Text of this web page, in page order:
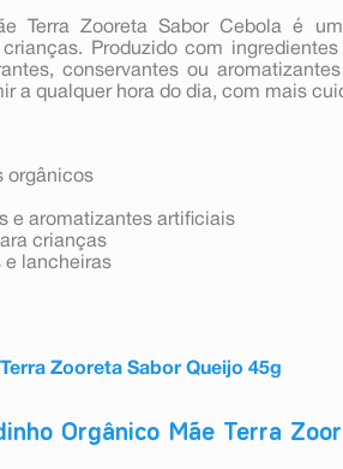
Terra Zooreta Sabor Cebola é
Produzido com
conservantes ou
a qualquer hora do dia, com mais
orgânicos
e aromatizantes artificiais
crianças
e lancheiras
Zooreta Sabor Queijo 45g
Orgânico Mãe Terra